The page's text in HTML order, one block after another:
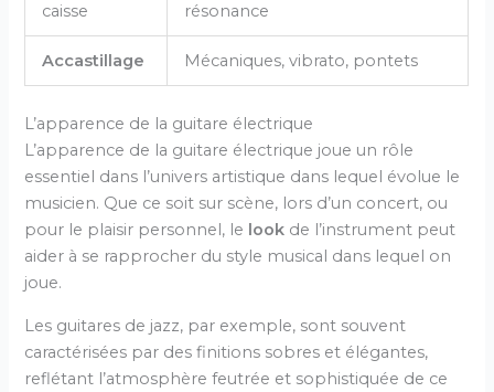
caisse
résonance
Accastillage Mécaniques, vibrato, pontets
L’apparence de la guitare électrique
L’apparence de la guitare électrique joue un rôle
essentiel dans l’univers artistique dans lequel évolue le
musicien. Que ce soit sur scène, lors d’un concert, ou
pour le plaisir personnel, le look de l’instrument peut
aider à se rapprocher du style musical dans lequel on
joue.
Les guitares de jazz, par exemple, sont souvent
caractérisées par des finitions sobres et élégantes,
reflétant l’atmosphère feutrée et sophistiquée de ce